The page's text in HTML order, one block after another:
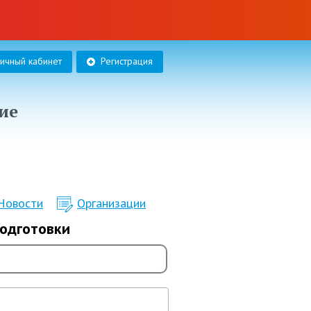
Регистрация
кабинет
Организации